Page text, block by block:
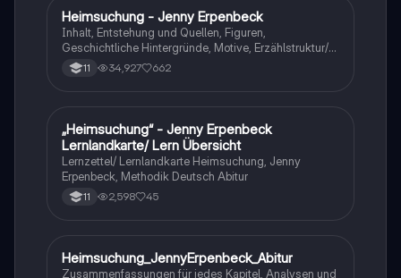
Deutsch
Heimsuchung - Jenny Erpenbeck
Inhalt, Entstehung und Quellen, Figuren,
Geschichtliche Hintergründe, Motive, Erzählstruktur/-
stil 11 34,927 662
Deutsch
„Heimsuchung“ - Jenny Erpenbeck
Lernlandkarte/ Lern Übersicht
Lernzettel/ Lernlandkarte Heimsuchung, Jenny
Erpenbeck, Methodik Deutsch Abitur
11 2,598 45
Deutsch
Heimsuchung_JennyErpenbeck_Abitur
Zusammenfassungen für jedes Kapitel, Analysen und